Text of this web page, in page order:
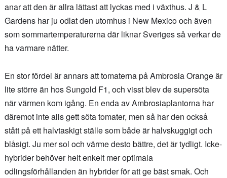
anar att den är allra lättast att lyckas med i växthus. J & L
Gardens har ju odlat den utomhus i New Mexico och även
som sommartemperaturerna där liknar Sveriges så verkar de
ha varmare nätter.
En stor fördel är annars att tomaterna på Ambrosia Orange är
lite större än hos Sungold F1, och visst blev de supersöta
när värmen kom igång. En enda av Ambrosiaplantorna har
däremot inte alls gett söta tomater, men så har den också
stått på ett halvtaskigt ställe som både är halvskuggigt och
blåsigt. Ju mer sol och värme desto bättre, det är tydligt. Icke-
hybrider behöver helt enkelt mer optimala
odlingsförhållanden än hybrider för att ge bäst smak. Och